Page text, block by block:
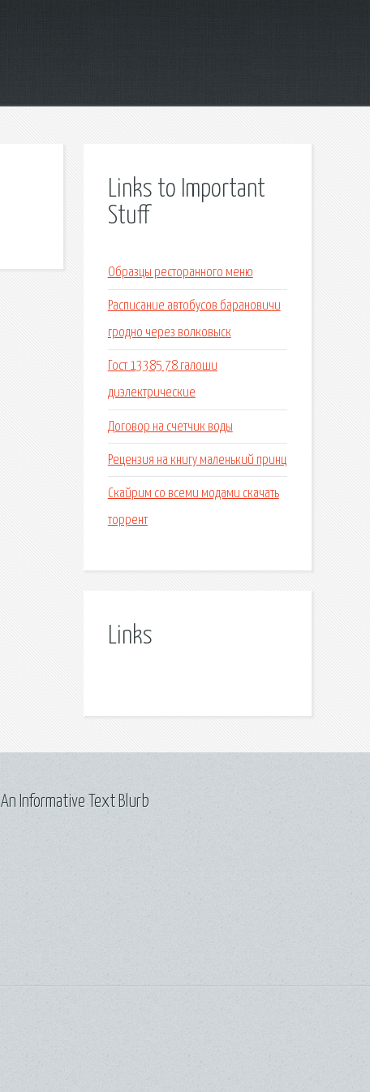
Links to Important
Stuff
Образцы ресторанного меню
Расписание автобусов барановичи
гродно через волковыск
Гост 13385 78 галоши
диэлектрические
Договор на счетчик воды
Рецензия на книгу маленький принц
Скайрим со всеми модами скачать
торрент
Links
An Informative Text Blurb